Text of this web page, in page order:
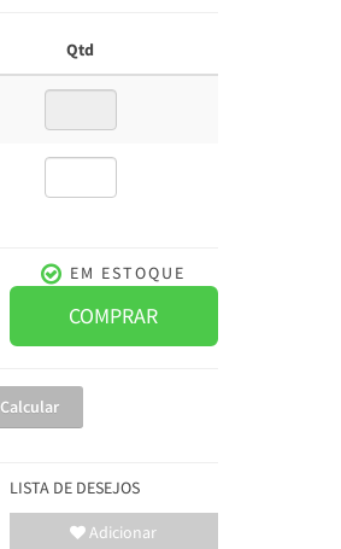
Qtd
EM ESTOQUE
COMPRAR
Calcular
LISTA DE DESEJOS
Adicionar